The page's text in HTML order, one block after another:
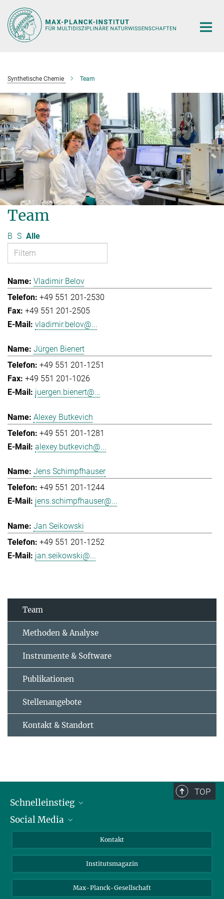
Hauptinhalt
Synthetische Chemie Team
Team
B S Alle
Vladimir Belov
+49 551 201-2530
+49 551 201-2505
vladimir.belov@...
Jürgen Bienert
+49 551 201-1251
+49 551 201-1026
juergen.bienert@...
Alexey Butkevich
+49 551 201-1281
alexey.butkevich@...
Jens Schimpfhauser
+49 551 201-1244
jens.schimpfhauser@...
Jan Seikowski
+49 551 201-1252
jan.seikowski@...
Team
Methoden & Analyse
Instrumente & Software
Publikationen
Stellenangebote
Kontakt & Standort
TOP
Schnelleinstieg
Alumni
Social Media
Facebook
Kontakt
Institutsmagazin
Max-Planck-Gesellschaft